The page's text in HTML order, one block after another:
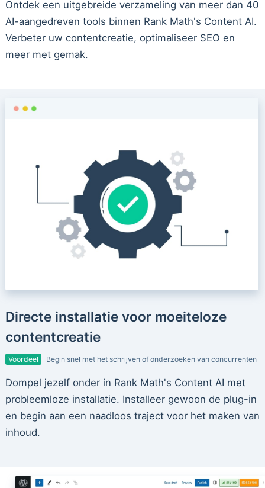
Ontdek een uitgebreide verzameling van meer dan 40
AI-aangedreven tools binnen Rank Math's Content AI.
Verbeter uw contentcreatie, optimaliseer SEO en
meer met gemak.
Directe installatie voor moeiteloze
contentcreatie
Voordeel Begin snel met het schrijven of onderzoeken van concurrenten
Dompel jezelf onder in Rank Math's Content AI met
probleemloze installatie. Installeer gewoon de plug-in
en begin aan een naadloos traject voor het maken van
inhoud.